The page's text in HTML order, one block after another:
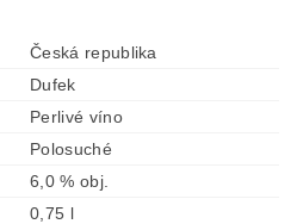
Česká republika
Dufek
Perlivé víno
Polosuché
6,0 % obj.
0,75 l